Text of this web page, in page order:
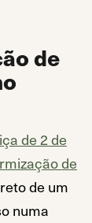
de
de 2 de
de
de um
numa